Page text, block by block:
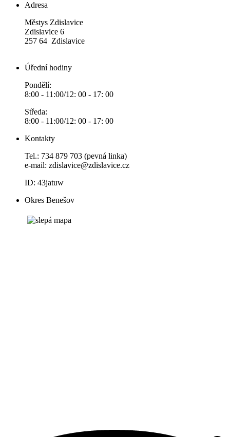
Adresa
Městys Zdislavice
Zdislavice 6
257 64 Zdislavice
Úřední hodiny
Pondělí:
8:00 - 11:00/12: 00 - 17: 00
Středa:
8:00 - 11:00/12: 00 - 17: 00
Kontakty
Tel.: 734 879 703 (pevná linka)
e-mail: zdislavice@zdislavice.cz
ID: 43jatuw
Okres Benešov